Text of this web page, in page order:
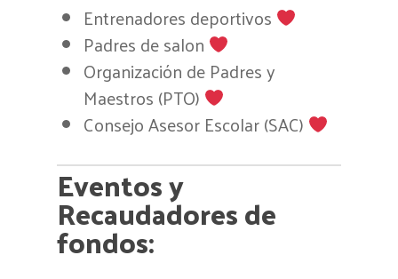
Entrenadores deportivos
Padres de salon
Organización de Padres y
Maestros (PTO)
Consejo Asesor Escolar (SAC)
Eventos y
Recaudadores de
fondos: